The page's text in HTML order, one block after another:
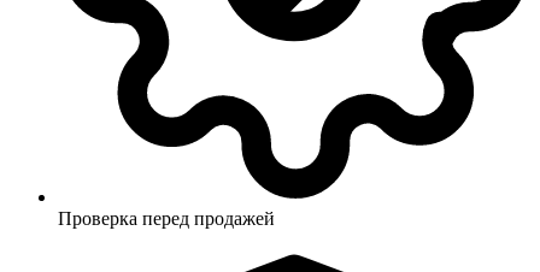
Проверка перед продажей